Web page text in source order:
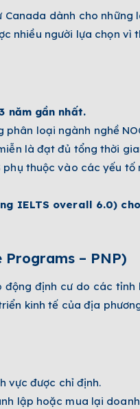
dành cho những
nhiều người lựa chọn
năm gần nhất.
loại ngành nghề
là đạt đủ tổng thời
phụ thuộc vào các yếu
IELTS overall 6.0)
– PNP)
định cư do các
kinh tế của địa
vực được chỉ định.
lập hoặc mua lại